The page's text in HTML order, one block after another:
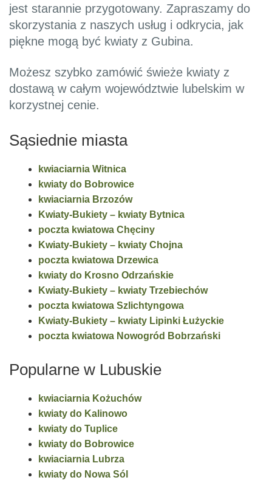
jest starannie przygotowany. Zapraszamy do
skorzystania z naszych usług i odkrycia, jak
piękne mogą być kwiaty z Gubina.
Możesz szybko zamówić świeże kwiaty z
dostawą w całym województwie lubelskim w
korzystnej cenie.
Sąsiednie miasta
kwiaciarnia Witnica
kwiaty do Bobrowice
kwiaciarnia Brzozów
Kwiaty-Bukiety – kwiaty Bytnica
poczta kwiatowa Chęciny
Kwiaty-Bukiety – kwiaty Chojna
poczta kwiatowa Drzewica
kwiaty do Krosno Odrzańskie
Kwiaty-Bukiety – kwiaty Trzebiechów
poczta kwiatowa Szlichtyngowa
Kwiaty-Bukiety – kwiaty Lipinki Łużyckie
poczta kwiatowa Nowogród Bobrzański
Popularne w Lubuskie
kwiaciarnia Kożuchów
kwiaty do Kalinowo
kwiaty do Tuplice
kwiaty do Bobrowice
kwiaciarnia Lubrza
kwiaty do Nowa Sól